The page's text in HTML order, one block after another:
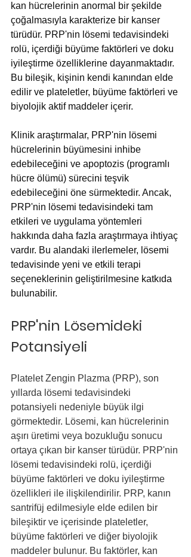
kan hücrelerinin anormal bir şekilde
çoğalmasıyla karakterize bir kanser
türüdür. PRP'nin lösemi tedavisindeki
rolü, içerdiği büyüme faktörleri ve doku
iyileştirme özelliklerine dayanmaktadır.
Bu bileşik, kişinin kendi kanından elde
edilir ve plateletler, büyüme faktörleri ve
biyolojik aktif maddeler içerir.
Klinik araştırmalar, PRP'nin lösemi
hücrelerinin büyümesini inhibe
edebileceğini ve apoptozis (programlı
hücre ölümü) sürecini teşvik
edebileceğini öne sürmektedir. Ancak,
PRP'nin lösemi tedavisindeki tam
etkileri ve uygulama yöntemleri
hakkında daha fazla araştırmaya ihtiyaç
vardır. Bu alandaki ilerlemeler, lösemi
tedavisinde yeni ve etkili terapi
seçeneklerinin geliştirilmesine katkıda
bulunabilir.
PRP'nin Lösemideki
Potansiyeli
Platelet Zengin Plazma (PRP), son
yıllarda lösemi tedavisindeki
potansiyeli nedeniyle büyük ilgi
görmektedir. Lösemi, kan hücrelerinin
aşırı üretimi veya bozukluğu sonucu
ortaya çıkan bir kanser türüdür. PRP'nin
lösemi tedavisindeki rolü, içerdiği
büyüme faktörleri ve doku iyileştirme
özellikleri ile ilişkilendirilir. PRP, kanın
santrifüj edilmesiyle elde edilen bir
bileşiktir ve içerisinde plateletler,
büyüme faktörleri ve diğer biyolojik
maddeler bulunur. Bu faktörler, kan